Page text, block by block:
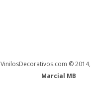
VinilosDecorativos.com ©
Marcial MB